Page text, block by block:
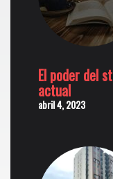
El poder del
actual
abril 4, 2023